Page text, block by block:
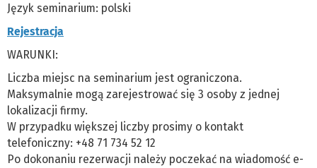
Język seminarium: polski
Rejestracja
WARUNKI:
Liczba miejsc na seminarium jest ograniczona.
Maksymalnie mogą zarejestrować się 3 osoby z jednej
lokalizacji firmy.
W przypadku większej liczby prosimy o kontakt
telefoniczny: +48 71 734 52 12
Po dokonaniu rezerwacji należy poczekać na wiadomość e-